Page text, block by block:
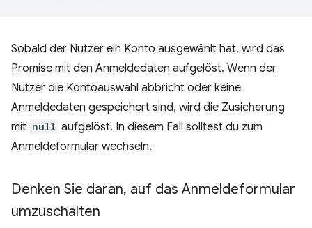
Sobald der Nutzer ein Konto ausgewählt hat, wird das
Promise mit den Anmeldedaten aufgelöst. Wenn der
Nutzer die Kontoauswahl abbricht oder keine
Anmeldedaten gespeichert sind, wird die Zusicherung
mit null aufgelöst. In diesem Fall solltest du zum
Anmeldeformular wechseln.
Denken Sie daran, auf das Anmeldeformular
umzuschalten